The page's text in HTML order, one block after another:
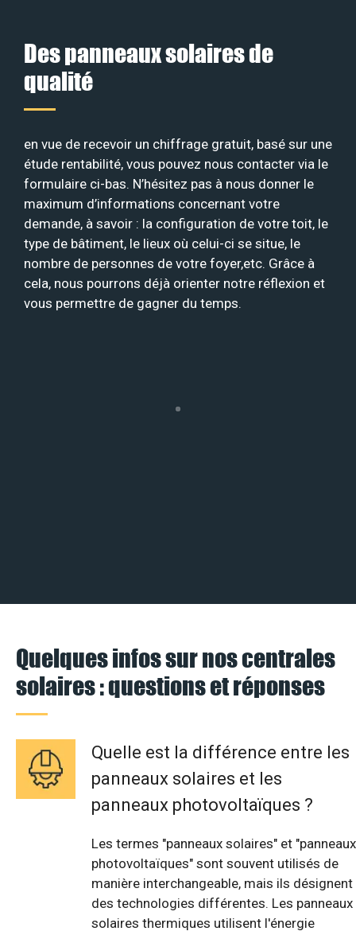
Des panneaux solaires de
qualité
en vue de recevoir un chiffrage gratuit, basé sur une
étude rentabilité, vous pouvez nous contacter via le
formulaire ci-bas. N’hésitez pas à nous donner le
maximum d’informations concernant votre
demande, à savoir : la configuration de votre toit, le
type de bâtiment, le lieux où celui-ci se situe, le
nombre de personnes de votre foyer,etc. Grâce à
cela, nous pourrons déjà orienter notre réflexion et
vous permettre de gagner du temps.
Quelques infos sur nos centrales
solaires : questions et réponses
Quelle est la différence entre les
panneaux solaires et les
panneaux photovoltaïques ?
Les termes "panneaux solaires" et "panneaux
photovoltaïques" sont souvent utilisés de
manière interchangeable, mais ils désignent
des technologies différentes. Les panneaux
solaires thermiques utilisent l'énergie